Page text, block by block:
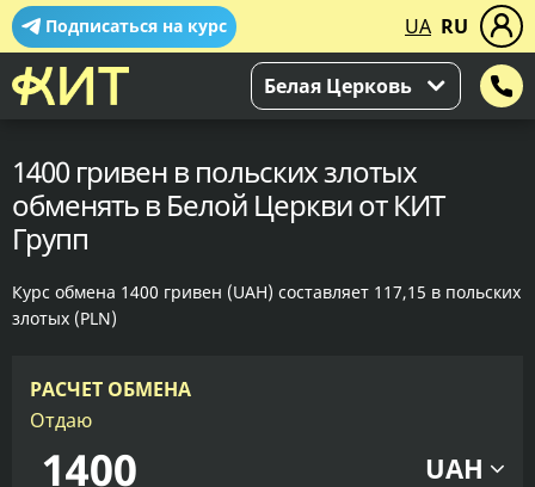
Подписаться на курс UA RU
Белая Церковь
1400 гривен в польских злотых
обменять в Белой Церкви от КИТ
Групп
Курс обмена 1400 гривен (UAH) составляет 117,15 в польских
злотых (PLN)
РАСЧЕТ ОБМЕНА
Отдаю
UAH